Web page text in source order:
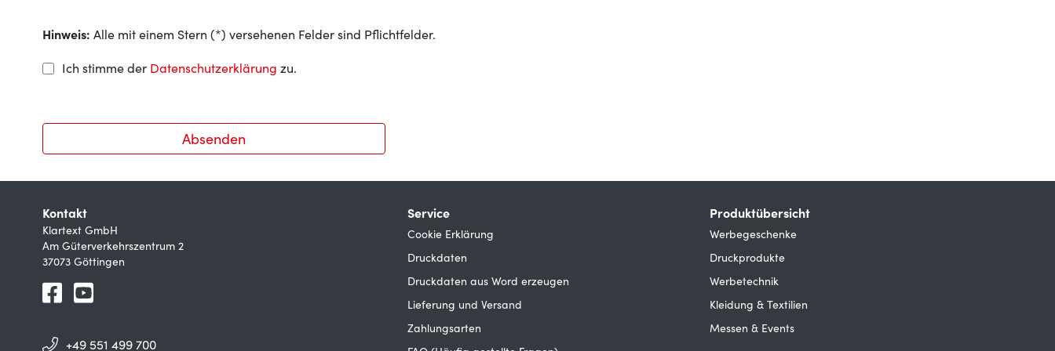
Hinweis: Alle mit einem Stern (*) versehenen Felder sind Pflichtfelder.
Ich stimme der Datenschutzerklärung zu.
Absenden
Kontakt
Klartext GmbH
Am Güterverkehrszentrum 2
37073 Göttingen
+49 551 499 700
Service
Cookie Erklärung
Druckdaten
Druckdaten aus Word erzeugen
Lieferung und Versand
Zahlungsarten
Produktübersicht
Werbegeschenke
Druckprodukte
Werbetechnik
Kleidung & Textilien
Messen & Events